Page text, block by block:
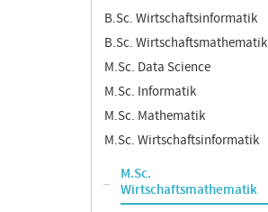
B.Sc. Wirtschaftsinformatik
B.Sc. Wirtschaftsmathematik
M.Sc. Data Science
M.Sc. Informatik
M.Sc. Mathematik
M.Sc. Wirtschaftsinformatik
M.Sc.
Wirtschaftsmathematik